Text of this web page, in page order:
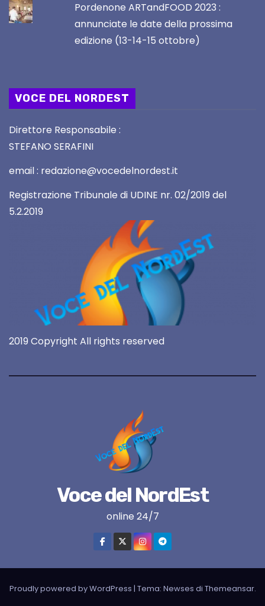
Pordenone ARTandFOOD 2023 :
annunciate le date della prossima
edizione (13-14-15 ottobre)
VOCE DEL NORDEST
Direttore Responsabile :
STEFANO SERAFINI
email : redazione@vocedelnordest.it
Registrazione Tribunale di UDINE nr. 02/2019 del
5.2.2019
2019 Copyright All rights reserved
Voce del NordEst
online 24/7
Proudly powered by WordPress | Tema: Newses di Themeansar.